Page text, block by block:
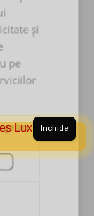
Inchide
și
pe